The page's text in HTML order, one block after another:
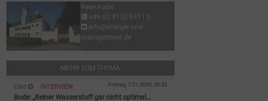
Peter Focht
+49 (0) 8152 9311 0
info@energie-und-
management.de
MEHR ZUM THEMA
E&M INTERVIEW Freitag, 7.01.2005, 08:32
Bode: „Reiner Wasserstoff gar nicht optimal